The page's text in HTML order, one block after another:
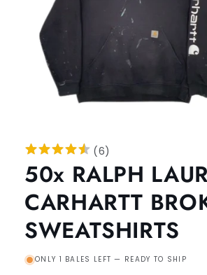
(6)
50x RALPH
CARHARTT
SWEATSHIRTS
ONLY 1 BALES LEFT — READY TO SHIP